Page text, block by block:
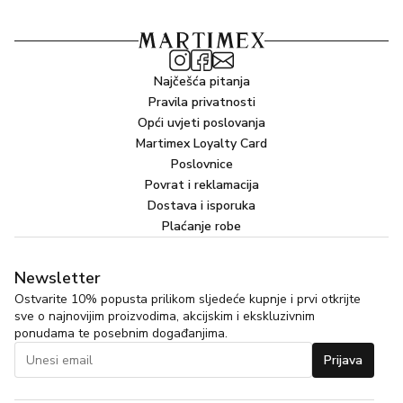
Najčešća pitanja
Pravila privatnosti
Opći uvjeti poslovanja
Martimex Loyalty Card
Poslovnice
Povrat i reklamacija
Dostava i isporuka
Plaćanje robe
Newsletter
Ostvarite 10% popusta prilikom sljedeće kupnje i prvi otkrijte
sve o najnovijim proizvodima, akcijskim i ekskluzivnim
ponudama te posebnim događanjima.
Prijava